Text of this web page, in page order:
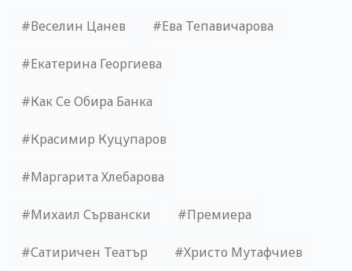
Веселин Цанев Ева Тепавичарова
Екатерина Георгиева
Как Се Обира Банка
Красимир Куцупаров
Маргарита Хлебарова
Михаил Сървански Премиера
Сатиричен Театър Христо Мутафчиев